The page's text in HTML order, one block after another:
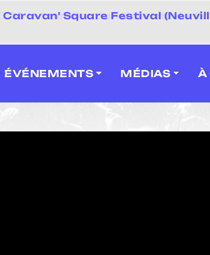
Square Festival
ÉVÉNEMENTS MÉDIAS À